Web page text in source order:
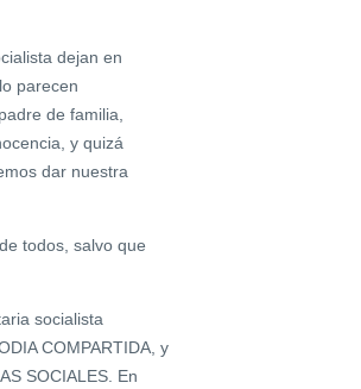
dejan en
parecen
de familia,
y quizá
dar nuestra
todos, salvo que
socialista
COMPARTIDA, y
SOCIALES. En